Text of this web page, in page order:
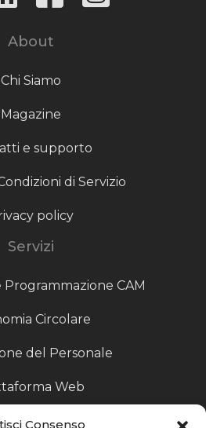
Consenso
About
Chi Siamo
Magazine
e supporto
di Servizio
policy
Servizi
Programmazione CAM
Circolare
del Personale
Web
fornitori